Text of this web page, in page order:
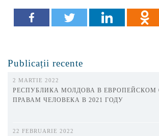
Publicații recente
2 MARTIE 2022
РЕСПУБЛИКА МОЛДОВА В ЕВРОПЕЙСКОМ
ПРАВАМ ЧЕЛОВЕКА В 2021 ГОДУ
22 FEBRUARIE 2022